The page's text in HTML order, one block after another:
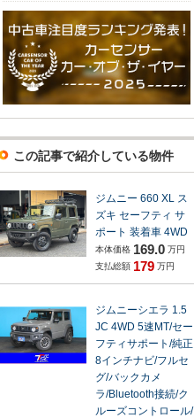
この記事で紹介している物件
ジムニー 660 XL ス
ズキ セーフティ サ
ポート 装着車 4WD
本体価格 169.0 万円
支払総額 179 万円
ジムニーシエラ 1.5
JC 4WD 5速MT/セー
フティサポート/純正
8インチナビ/フルセ
グ/バックカメ
ラ/Bluetooth接続/ク
ルーズコントロール/